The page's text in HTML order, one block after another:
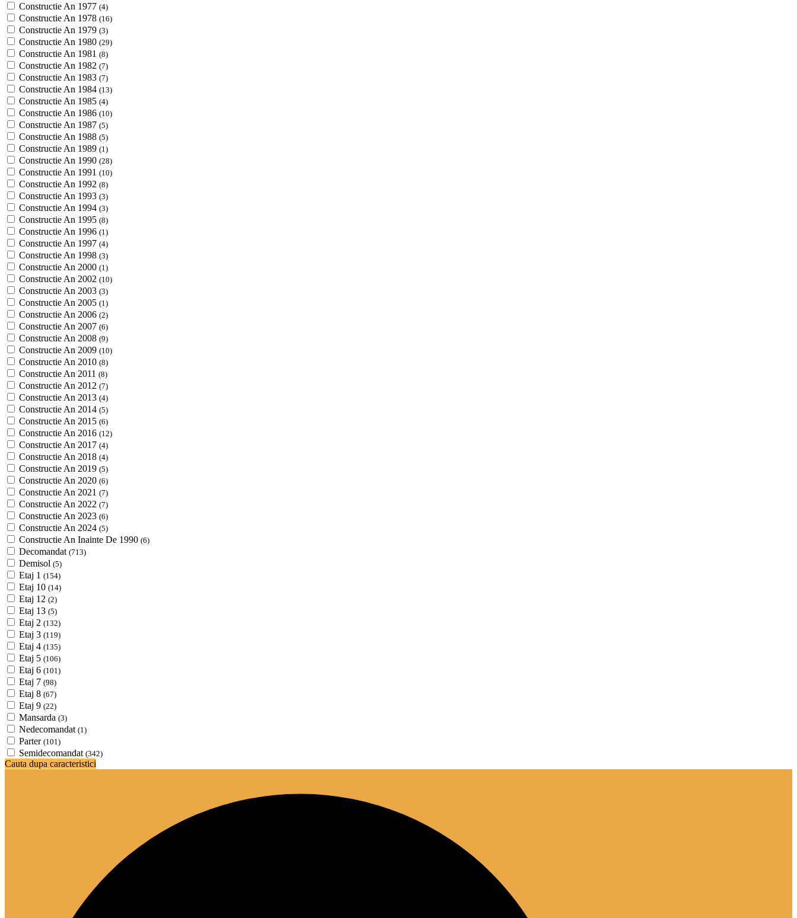
Constructie An 1977 (4)
Constructie An 1978 (16)
Constructie An 1979 (3)
Constructie An 1980 (29)
Constructie An 1981 (8)
Constructie An 1982 (7)
Constructie An 1983 (7)
Constructie An 1984 (13)
Constructie An 1985 (4)
Constructie An 1986 (10)
Constructie An 1987 (5)
Constructie An 1988 (5)
Constructie An 1989 (1)
Constructie An 1990 (28)
Constructie An 1991 (10)
Constructie An 1992 (8)
Constructie An 1993 (3)
Constructie An 1994 (3)
Constructie An 1995 (8)
Constructie An 1996 (1)
Constructie An 1997 (4)
Constructie An 1998 (3)
Constructie An 2000 (1)
Constructie An 2002 (10)
Constructie An 2003 (3)
Constructie An 2005 (1)
Constructie An 2006 (2)
Constructie An 2007 (6)
Constructie An 2008 (9)
Constructie An 2009 (10)
Constructie An 2010 (8)
Constructie An 2011 (8)
Constructie An 2012 (7)
Constructie An 2013 (4)
Constructie An 2014 (5)
Constructie An 2015 (6)
Constructie An 2016 (12)
Constructie An 2017 (4)
Constructie An 2018 (4)
Constructie An 2019 (5)
Constructie An 2020 (6)
Constructie An 2021 (7)
Constructie An 2022 (7)
Constructie An 2023 (6)
Constructie An 2024 (5)
Constructie An Inainte De 1990 (6)
Decomandat (713)
Demisol (5)
Etaj 1 (154)
Etaj 10 (14)
Etaj 12 (2)
Etaj 13 (5)
Etaj 2 (132)
Etaj 3 (119)
Etaj 4 (135)
Etaj 5 (106)
Etaj 6 (101)
Etaj 7 (98)
Etaj 8 (67)
Etaj 9 (22)
Mansarda (3)
Nedecomandat (1)
Parter (101)
Semidecomandat (342)
Cauta dupa caracteristici